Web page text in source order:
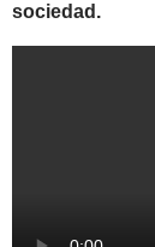
sociedad.